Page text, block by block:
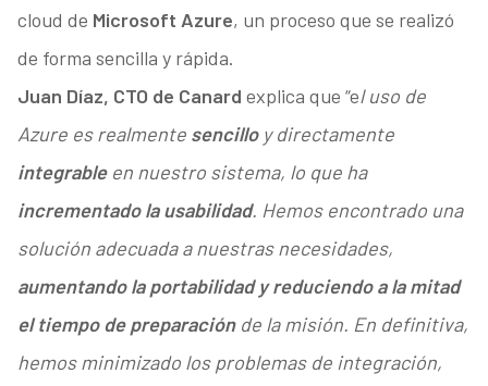
cloud de Microsoft Azure, un proceso que se realizó
de forma sencilla y rápida.
Juan Díaz, CTO de Canard explica que “el uso de
Azure es realmente sencilloy directamente
integrableen nuestro sistema, lo que ha
incrementado la usabilidad. Hemos encontrado una
solución adecuada a nuestras necesidades,
aumentando la portabilidad y reduciendo a la mitad
el tiempo de preparaciónde la misión. En definitiva,
hemos minimizado los problemas de integración,